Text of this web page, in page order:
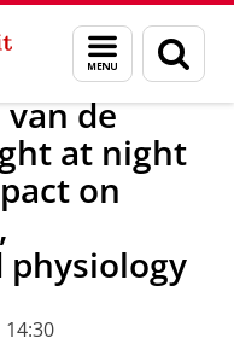
Menu
en
zoeken
de
at night
on
physiology